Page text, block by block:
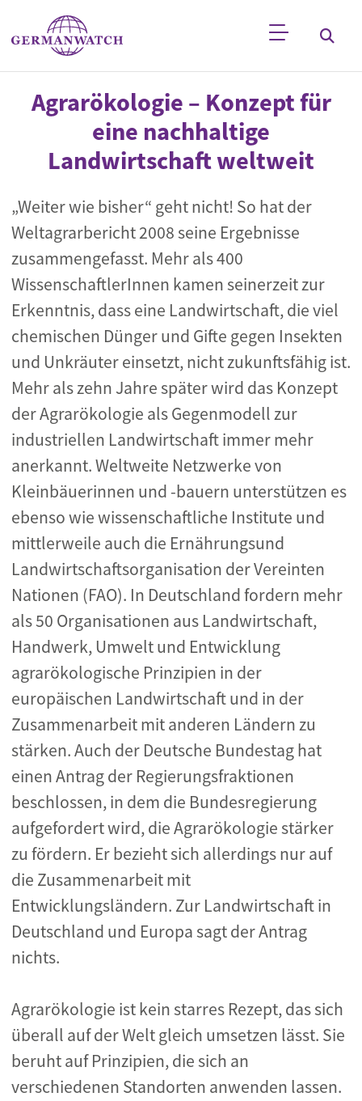
Direkt zum Inhalt
Stichwortsuche
Agrarökologie – Konzept für
eine nachhaltige
Landwirtschaft weltweit
„Weiter wie bisher“ geht nicht! So hat der
Weltagrarbericht 2008 seine Ergebnisse
zusammengefasst. Mehr als 400
WissenschaftlerInnen kamen seinerzeit zur
Erkenntnis, dass eine Landwirtschaft, die viel
chemischen Dünger und Gifte gegen Insekten
und Unkräuter einsetzt, nicht zukunftsfähig ist.
Mehr als zehn Jahre später wird das Konzept
der Agrarökologie als Gegenmodell zur
industriellen Landwirtschaft immer mehr
anerkannt. Weltweite Netzwerke von
Kleinbäuerinnen und -bauern unterstützen es
ebenso wie wissenschaftliche Institute und
mittlerweile auch die Ernährungsund
Landwirtschaftsorganisation der Vereinten
Nationen (FAO). In Deutschland fordern mehr
als 50 Organisationen aus Landwirtschaft,
Handwerk, Umwelt und Entwicklung
agrarökologische Prinzipien in der
europäischen Landwirtschaft und in der
Zusammenarbeit mit anderen Ländern zu
stärken. Auch der Deutsche Bundestag hat
einen Antrag der Regierungsfraktionen
beschlossen, in dem die Bundesregierung
aufgefordert wird, die Agrarökologie stärker
zu fördern. Er bezieht sich allerdings nur auf
die Zusammenarbeit mit
Entwicklungsländern. Zur Landwirtschaft in
Deutschland und Europa sagt der Antrag
nichts.
Agrarökologie ist kein starres Rezept, das sich
überall auf der Welt gleich umsetzen lässt. Sie
beruht auf Prinzipien, die sich an
verschiedenen Standorten anwenden lassen.